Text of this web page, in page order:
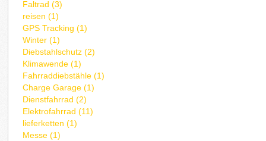
Faltrad (3)
reisen (1)
GPS Tracking (1)
Winter (1)
Diebstahlschutz (2)
Klimawende (1)
Fahrraddiebstähle (1)
Charge Garage (1)
Dienstfahrrad (2)
Elektrofahrrad (11)
lieferketten (1)
Messe (1)